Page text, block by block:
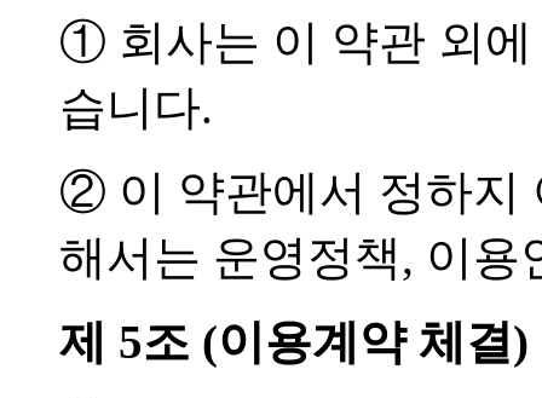
① 회사는 이 약관 외
습니다.
② 이 약관에서 정하지
해서는 운영정책, 이용
제 5조 (이용계약 체결)